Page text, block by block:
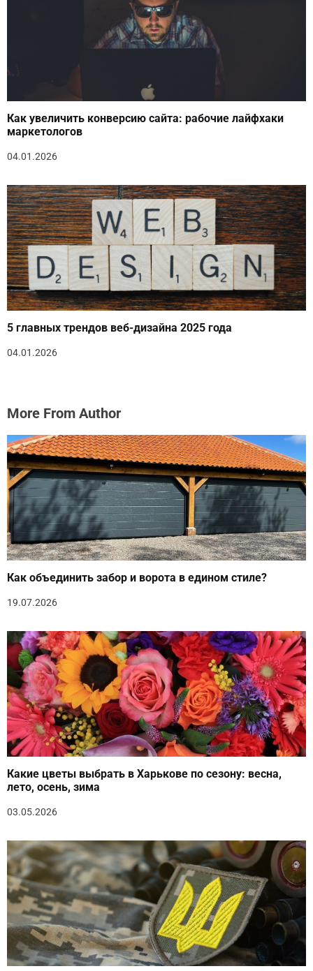
Как увеличить конверсию сайта: рабочие лайфхаки
маркетологов
04.01.2026
5 главных трендов веб-дизайна 2025 года
04.01.2026
More From Author
Как объединить забор и ворота в едином стиле?
19.07.2026
Какие цветы выбрать в Харькове по сезону: весна,
лето, осень, зима
03.05.2026